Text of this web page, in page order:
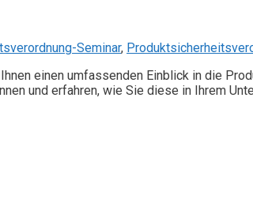
Seminar,
einen umfassenden Einblick in die
und erfahren, wie Sie diese in Ihrem